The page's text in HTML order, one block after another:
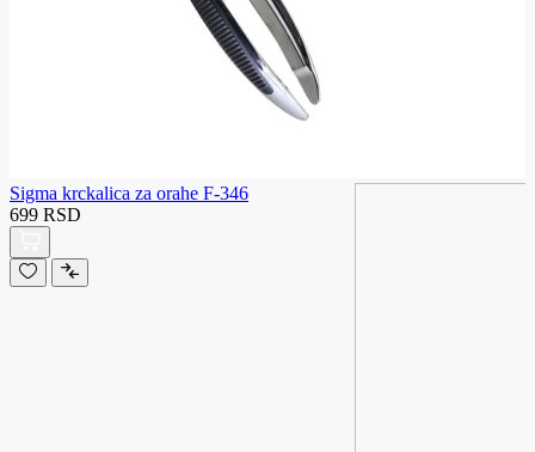
Sigma krckalica za orahe F-346
699 RSD